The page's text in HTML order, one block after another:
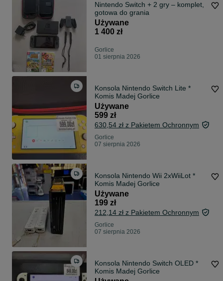
Nintendo Switch + 2 gry – komplet,
gotowa do grania
Używane
1 400 zł
Gorlice
01 sierpnia 2026
Konsola Nintendo Switch Lite *
Komis Madej Gorlice
Używane
599 zł
630,54 zł z Pakietem Ochronnym
Gorlice
07 sierpnia 2026
Konsola Nintendo Wii 2xWiiLot *
Komis Madej Gorlice
Używane
199 zł
212,14 zł z Pakietem Ochronnym
Gorlice
07 sierpnia 2026
Konsola Nintendo Switch OLED *
Komis Madej Gorlice